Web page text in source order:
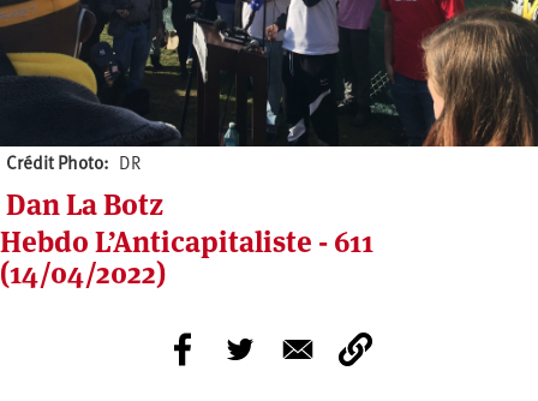
Crédit Photo DR
Dan La Botz
Hebdo L’Anticapitaliste - 611
(14/04/2022)